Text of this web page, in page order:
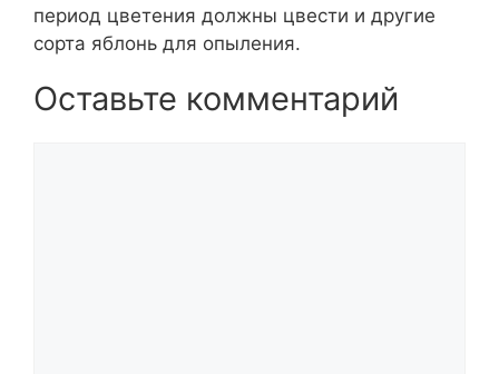
период цветения должны цвести и другие
сорта яблонь для опыления.
Оставьте комментарий